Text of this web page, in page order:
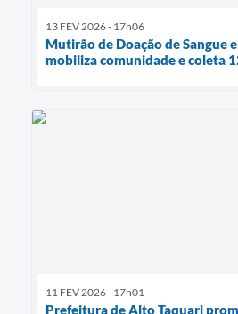
13 FEV 2026 - 17h06
Mutirão de Doação de Sangue
mobiliza comunidade e coleta
11 FEV 2026 - 17h01
Prefeitura de Alto Taquari